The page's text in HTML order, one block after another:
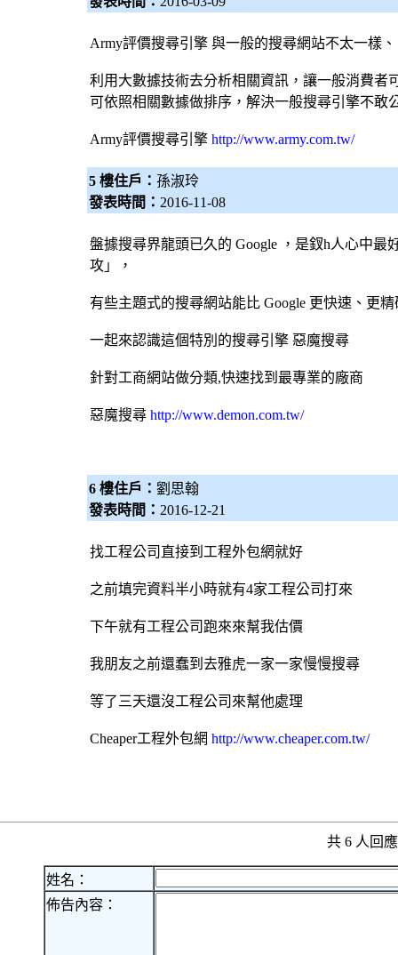
Army評價搜尋引擎 與一般的搜尋網站不太一樣、
利用大數據技術去分析相關資訊，讓一般消費者
可依照相關數據做排序，解決一般搜尋引擎不敢
Army評價搜尋引擎 http://www.army.com.tw/
5 樓住戶： 孫淑玲
發表時間： 2016-11-08
盤據搜尋界龍頭已久的 Google ，是釵h人心中最
攻」，
有些主題式的搜尋網站能比 Google 更快速、更
一起來認識這個特別的搜尋引擎 惡魔搜尋
針對工商網站做分類,快速找到最專業的廠商
惡魔搜尋 http://www.demon.com.tw/
6 樓住戶： 劉思翰
發表時間： 2016-12-21
找工程公司直接到工程外包網就好
之前填完資料半小時就有4家工程公司打來
下午就有工程公司跑來來幫我估價
我朋友之前還蠢到去雅虎一家一家慢慢搜尋
等了三天還沒工程公司來幫他處理
Cheaper工程外包網 http://www.cheaper.com.tw/
共 6 人回
姓名：
佈告內容：